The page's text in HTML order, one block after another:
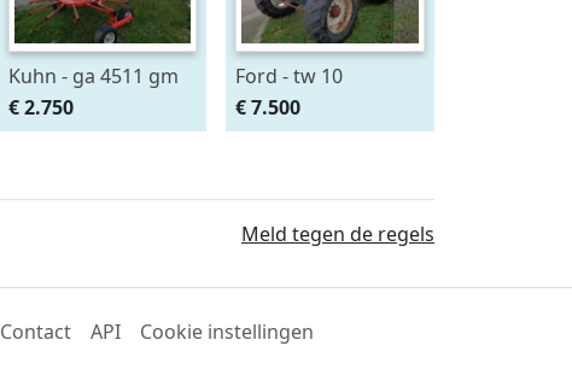
Kuhn - ga 4511 gm
€ 2.750
Ford - tw 10
€ 7.500
Meld tegen de regels
Contact API Cookie instellingen